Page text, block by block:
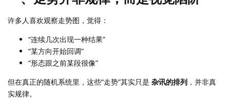
许多人喜欢观察走势图，觉得：
“连续几次出现一种结果”
“某方向开始回调”
“形态跟之前某段很像”
但在真正的随机系统里，这些“走势”其实只是 杂讯的排列 ，并非真
实规律。